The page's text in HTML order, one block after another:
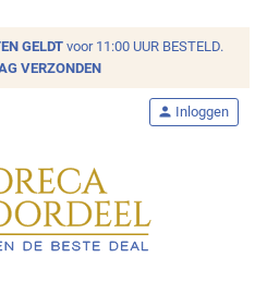
GELDT voor 11:00 UUR BESTELD.
VERZONDEN
person Inloggen